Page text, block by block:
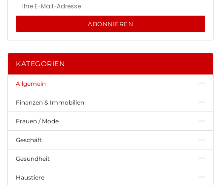
ABONNIEREN
KATEGORIEN
Allgemein
Finanzen & Immobilien
Frauen / Mode
Geschäft
Gesundheit
Haustiere